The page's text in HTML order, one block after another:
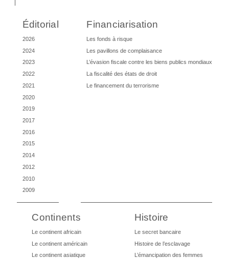
Éditorial
2026
2024
2023
2022
2021
2020
2019
2017
2016
2015
2014
2012
2010
2009
Financiarisation
Les fonds à risque
Les pavillons de complaisance
L’évasion fiscale contre les biens publics mondiaux
La fiscalité des états de droit
Le financement du terrorisme
Continents
Le continent africain
Le continent américain
Le continent asiatique
Histoire
Le secret bancaire
Histoire de l’esclavage
L’émancipation des femmes